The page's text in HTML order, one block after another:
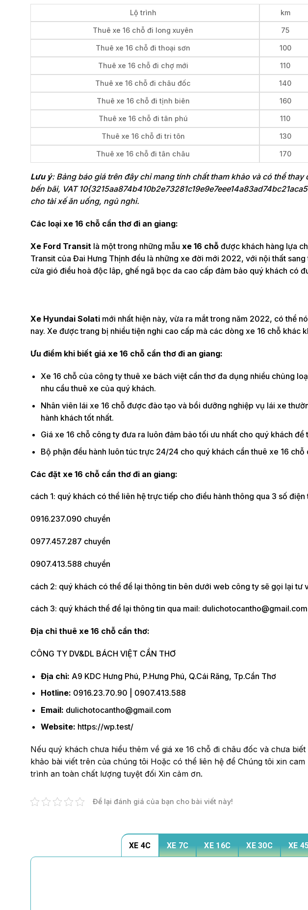
Lộ trình km
Thuê xe 16 chỗ đi long xuyên 75
Thuê xe 16 chỗ đi thoại sơn 100
Thuê xe 16 chỗ đi chợ mới 110
Thuê xe 16 chỗ đi châu đốc 140
Thuê xe 16 chỗ đi tịnh biên 160
Thuê xe 16 chỗ đi tân phú 110
Thuê xe 16 chỗ đi tri tôn 130
Thuê xe 16 chỗ đi tân châu 170
Lưu ý: Bảng báo giá trên đây chỉ mang tính chất tham khảo và có thể
bến bãi, VAT
cho tài xế ăn uống, ngủ nghỉ.
Các loại xe 16 chỗ cần thơ đi an giang:
Xe Ford Transit là một trong những mẫu xe 16 chỗ được khách hàng lựa
Transit của Đai Hưng Thịnh đều là những xe đời mới 2022, với nội thất
cửa gió điều hoà độc lâp, ghế ngã bọc da cao cấp đảm bảo quý khách có
Xe Hyundai Solati mới nhất hiện này, vừa ra mắt trong năm 2022, có thể
nay. Xe được trang bị nhiều tiện nghi cao cấp mà các dòng xe 16 chỗ khác
Ưu điểm khi biết giá xe 16 chỗ cần thơ đi an giang:
Xe 16 chỗ của công ty thuê xe bách việt cần thơ đa dụng nhiều chủng
nhu cầu thuê xe của quý khách.
Nhân viên lái xe 16 chỗ được đào tạo và bồi dưỡng nghiệp vụ lái xe
hành khách tốt nhất.
Giá xe 16 chỗ công ty đưa ra luôn đảm bảo tối ưu nhất cho quý khách để
Bộ phận đều hành luôn túc trực 24/24 cho quý khách cần thuê xe 16 chỗ
Các đặt xe 16 chỗ cần thơ đi an giang:
cách 1: quý khách có thể liên hệ trực tiếp cho điều hành thông qua 3 số điện
0916.237.090 chuyền
0977.457.287 chuyền
0907.413.588 chuyền
cách 2: quý khách có thể để lại thông tin bên dưới web công ty sẽ gọi lại tư
cách 3: quý khách thể để lại thông tin qua mail: dulichotocantho@gmail.com
Địa chỉ thuê xe 16 chỗ cần thơ:
CÔNG TY DV&DL BÁCH VIỆT CẦN THƠ
Địa chỉ: A9 KDC Hưng Phú, P.Hưng Phú, Q.Cái Răng, Tp.Cần Thơ
Hotline: 0916.23.70.90 | 0907.413.588
Email: dulichotocantho@gmail.com
Website: https://wp.test/
Nếu quý khách chưa hiểu thêm về giá xe 16 chỗ đi châu đốc và chưa
khảo bài viết trên của chúng tôi Hoặc có thể liên hệ để Chúng tôi xin
trình an toàn chất lượng tuyệt đối Xin cảm ơn.
Để lại đánh giá của bạn cho bài viết này!
XE 4C XE 7C XE 16C XE 30C XE